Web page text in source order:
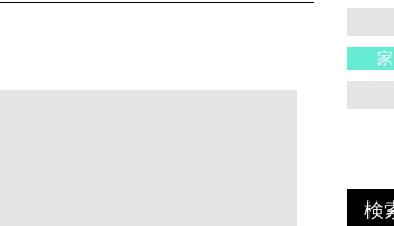
検